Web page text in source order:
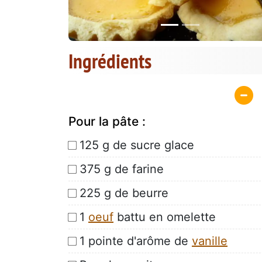
Ingrédients
Pour la pâte :
125 g de sucre glace
375 g de farine
225 g de beurre
1 oeuf battu en omelette
1 pointe d'arôme de vanille